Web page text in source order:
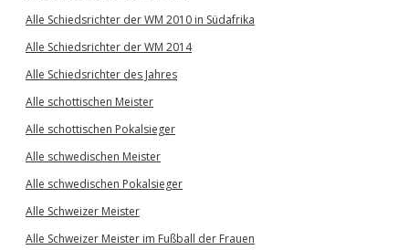
Alle Schiedsrichter der WM 2010 in Südafrika
Alle Schiedsrichter der WM 2014
Alle Schiedsrichter des Jahres
Alle schottischen Meister
Alle schottischen Pokalsieger
Alle schwedischen Meister
Alle schwedischen Pokalsieger
Alle Schweizer Meister
Alle Schweizer Meister im Fußball der Frauen